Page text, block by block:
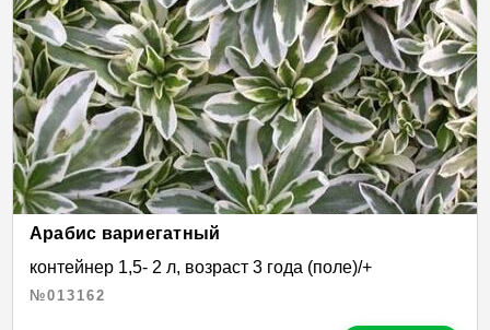
Арабис вариегатный
контейнер 1,5- 2 л, возраст 3 года (поле)/+
№013162